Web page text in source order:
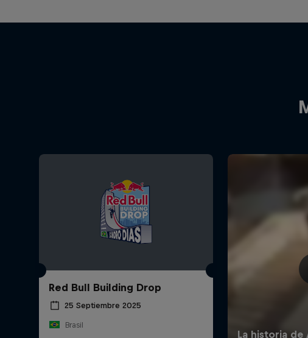
Red Bull Building Drop
25 Septiembre 2025
Brasil